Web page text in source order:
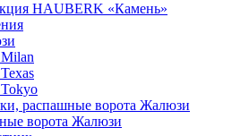
HAUBERK «Камень»
распашные ворота Жалюзи
ворота Жалюзи